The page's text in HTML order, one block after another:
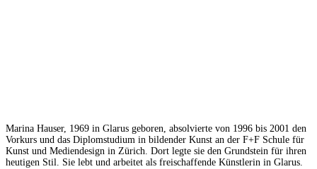
Marina Hauser, 1969 in Glarus geboren, absolvierte von 1996 bis 2001 den
Vorkurs und das Diplomstudium in bildender Kunst an der F+F Schule für
Kunst und Mediendesign in Zürich. Dort legte sie den Grundstein für ihren
heutigen Stil. Sie lebt und arbeitet als freischaffende Künstlerin in Glarus.